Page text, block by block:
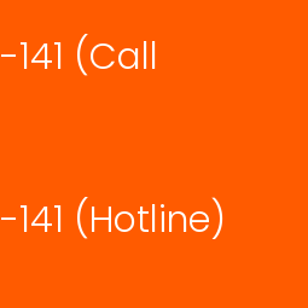
(Call
(Hotline)